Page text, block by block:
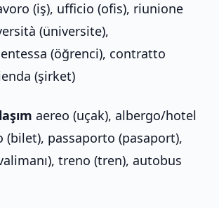
(iş), ufficio (ofis), riunione
(üniversite),
(öğrenci), contratto
(şirket)
aereo (uçak), albergo/hotel
passaporto (pasaport),
treno (tren), autobus